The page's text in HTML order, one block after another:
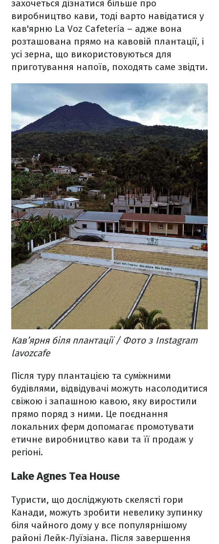
захочеться дізнатися більше про
виробництво кави, тоді варто навідатися у
кав'ярню La Voz Cafetería – адже вона
розташована прямо на кавовій плантації, і
усі зерна, що використовуються для
приготування напоїв, походять саме звідти.
Кав’ярня біля плантації / Фото з Instagram
lavozcafe
Після туру плантацією та суміжними
будівлями, відвідувачі можуть насолодитися
свіжою і запашною кавою, яку виростили
прямо поряд з ними. Це поєднання
локальних ферм допомагає промотувати
етичне виробництво кави та її продаж у
регіоні.
Lake Agnes Tea House
Туристи, що досліджують скелясті гори
Канади, можуть зробити невелику зупинку
біля чайного дому у все популярнішому
районі Лейк-Луїзіана. Після завершення